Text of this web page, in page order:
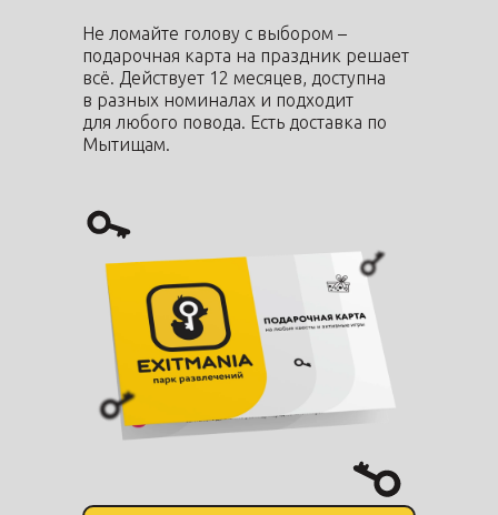
Не ломайте голову с выбором –
подарочная карта на праздник решает
всё. Действует 12 месяцев, доступна
в разных номиналах и подходит
для любого повода. Есть доставка по
Мытищам.